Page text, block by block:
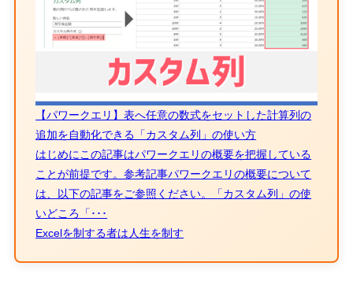
【パワークエリ】表へ任意の数式をセットした計算列の
追加を自動化できる「カスタム列」の使い方
はじめにこの記事はパワークエリの概要を把握している
ことが前提です。参考記事パワークエリの概要について
は、以下の記事をご参照ください。「カスタム列」の使
いどころ「･･･
Excelを制する者は人生を制す